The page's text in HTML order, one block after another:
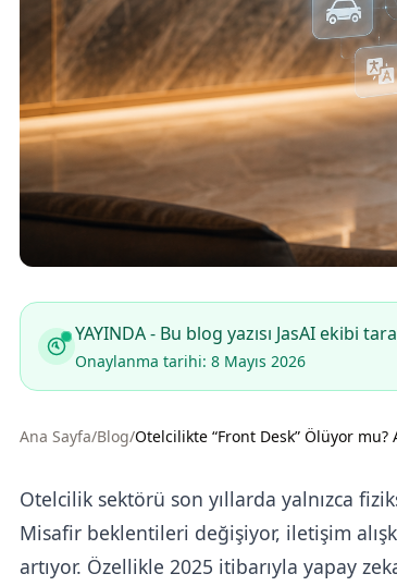
YAYINDA - Bu blog yazısı JasAI ekibi
Onaylanma tarihi: 8 Mayıs 2026
Ana Sayfa/Blog/Otelcilikte “Front Desk” Ölüyor
Otelcilik sektörü son yıllarda yalnızca
Misafir beklentileri değişiyor, iletişim
artıyor. Özellikle 2025 itibarıyla yapay